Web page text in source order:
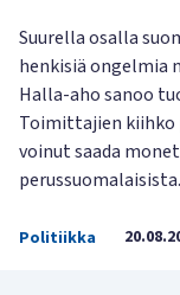
Suurella osalla
henkisiä ongelmia
Halla-aho sanoo
Toimittajien kiihko
voinut saada
perussuomalaisista.
Politiikka